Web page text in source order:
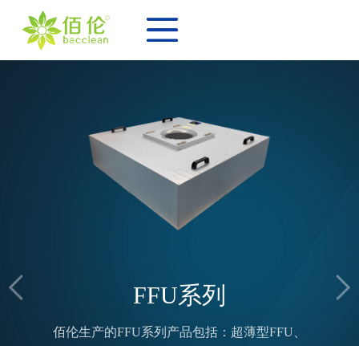
FFU系列
佰伦生产的FFU系列产品包括：超薄型FFU、